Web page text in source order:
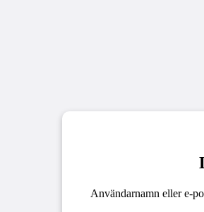
Användarnamn eller e-